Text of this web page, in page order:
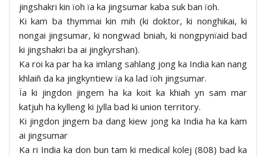
jingshakri kin ïoh ïa ka jingsumar kaba suk ban ïoh.
Ki kam ba thymmai kin mih (ki doktor, ki nonghikai, ki
nongai jingsumar, ki nongwad bniah, ki nongpynïaid bad
ki jingshakri ba ai jingkyrshan).
Ka roi ka par ha ka imlang sahlang jong ka India kan nang
khlaiñ da ka jingkyntiew ïa ka lad ïoh jingsumar.
Ïa ki jingdon jingem ha ka koit ka khiah yn sam mar
katjuh ha kylleng ki jylla bad ki union territory.
Ki jingdon jingem ba dang kiew jong ka India ha ka kam
ai jingsumar
Ka ri India ka don bun tam ki medical kolej (808) bad ka